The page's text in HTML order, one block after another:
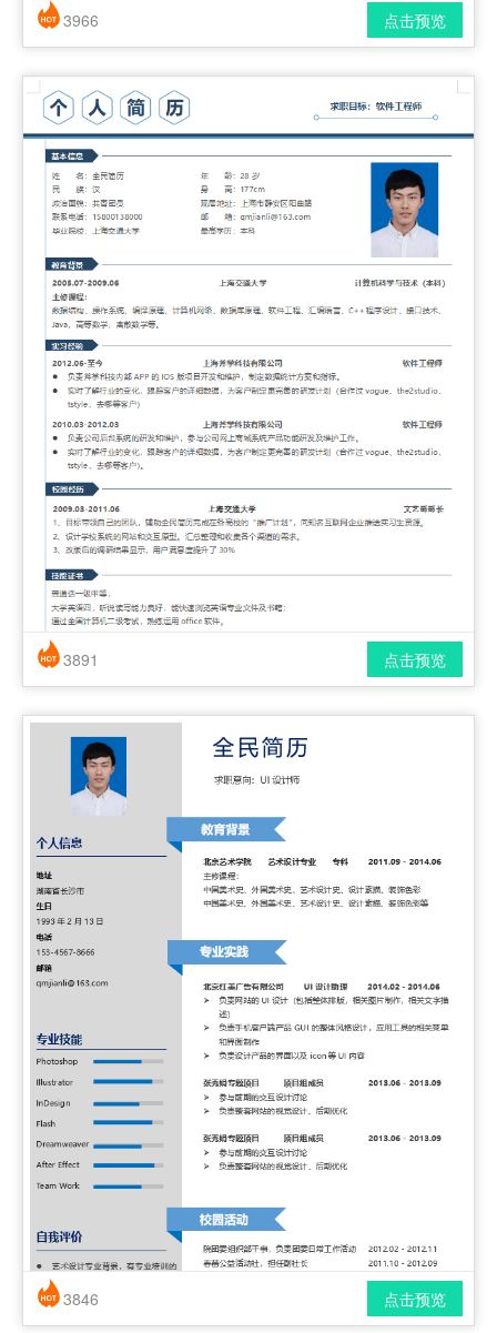
简历风格： 时尚 / 简洁 / 应届生
点击预览
3966
简历风格： 简洁 / 时尚 / 应届生
点击预览
3891
简历风格： 时尚 / 简洁 / 应届生
点击预览
3846